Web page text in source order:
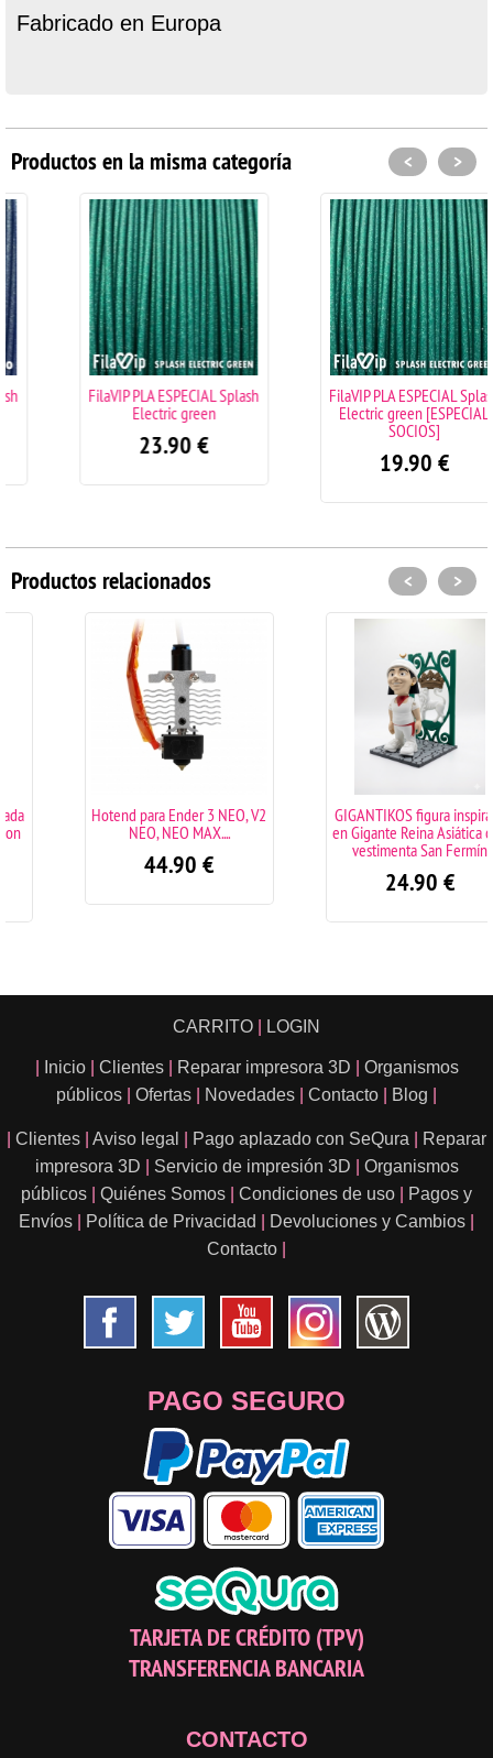
Fabricado en Europa
Productos en la misma categoría
FilaVIP PLA ESPECIAL Splash
Electric green
23.90€
FilaVIP PLA ESPECIAL Splash
Electric green [ESPECIAL
SOCIOS]
19.90€
< >
Productos relacionados
Hotend para Ender 3 NEO, V2
NEO, NEO MAX....
44.90€
GIGANTIKOS figura inspirada
en Gigante Reina Asiática con
vestimenta San Fermín
€
< >
CARRITO LOGIN
Inicio Clientes Reparar impresora 3D
Organismos
públicos
Ofertas Novedades Contacto Blog
Clientes Aviso legal Pago aplazado con SeQura
Reparar
impresora 3D
Servicio de impresión 3D
Organismos
públicos
Quiénes Somos Condiciones de uso
Pagos y
Envíos
Política de Privacidad Devoluciones y Cambios
Contacto
PAGO SEGURO
TARJETA DE CRÉDITO (TPV)
TRANSFERENCIA BANCARIA
CONTACTO